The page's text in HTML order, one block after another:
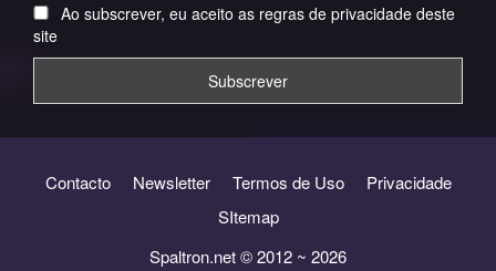
Ao subscrever, eu aceito as regras de privacidade deste
site
Contacto Newsletter Termos de Uso
Privacidade
SItemap
Spaltron.net © 2012 ~ 2026